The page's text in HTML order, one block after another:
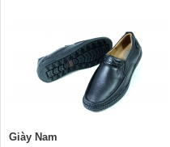
Giày Nam